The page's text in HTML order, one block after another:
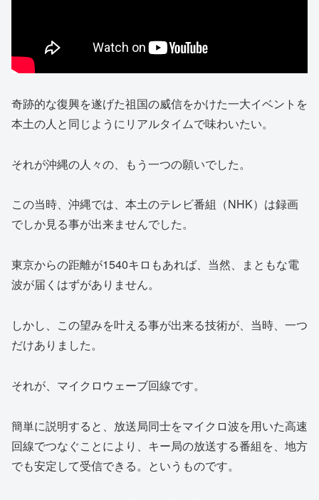
奇跡的な復興を遂げた祖国の威信をかけた一大イベントを
本土の人と同じようにリアルタイムで味わいたい。
それが沖縄の人々の、もう一つの願いでした。
この当時、沖縄では、本土のテレビ番組（NHK）は録画
でしか見る事が出来ませんでした。
東京からの距離が1540キロもあれば、当然、まともな電
波が届くはずがありません。
しかし、この望みを叶える事が出来る技術が、当時、一つ
だけありました。
それが、マイクロウェーブ回線です。
簡単に説明すると、放送局同士をマイクロ波を用いた高速
回線でつなぐことにより、キー局の放送する番組を、地方
でも安定して受信できる。というものです。